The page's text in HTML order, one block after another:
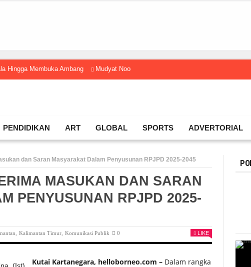
Hingga Membuka Ambang Mudyat Noor Temui Menteri Ekraf, Dorong Ekonomi
PENDIDIKAN ART GLOBAL SPORTS ADVERTORIAL
dan Saran Masyarakat Dalam Penyusunan RPJPD 2025-2045
MASUKAN DAN SARAN
PENYUSUNAN RPJPD 2025-
,Kalimantan Timur Komunikasi Publik 0 LIKE
Kutai Kartanegara, helloborneo.com – Dalam rangka